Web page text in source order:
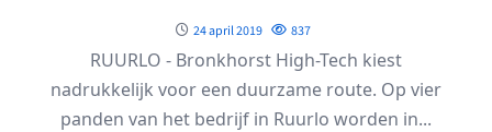
24 april 2019 837
RUURLO - Bronkhorst High-Tech kiest
nadrukkelijk voor een duurzame route. Op vier
panden van het bedrijf in Ruurlo worden in...